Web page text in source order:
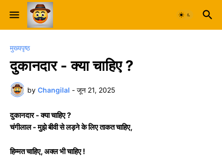
मुख्यपृष्ठ
दुकानदार - क्या चाहिए ?
by Changilal - जून 21, 2025
दुकानदार - क्या चाहिए ?
चंगीलाल - मुझे बीवी से लड़ने के लिए ताकत चाहिए,
हिम्मत चाहिए, अक्ल भी चाहिए !